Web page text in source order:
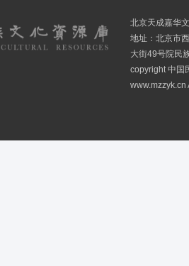
北京天成嘉华
地址：北京市
大街49号院民
copyright 中国